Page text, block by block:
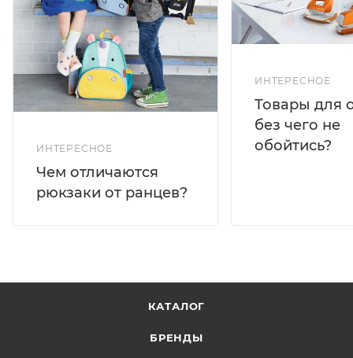
ИНТЕРЕСНОЕ
Чем отличаются
рюкзаки от ранцев?
ИНТЕРЕСНОЕ
Товары для
без чего не
обойтись?
КАТАЛОГ
БРЕНДЫ